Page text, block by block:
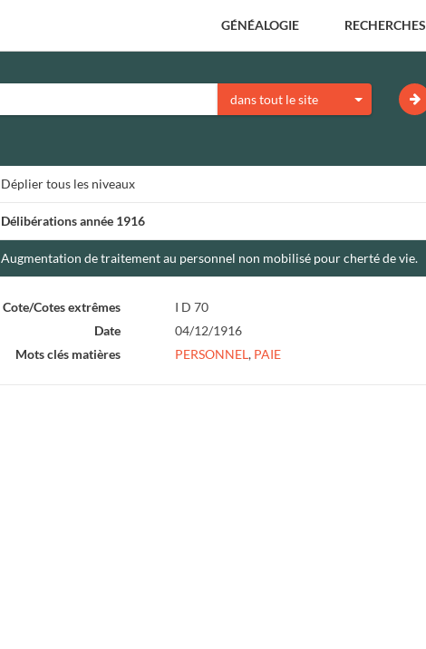
GÉNÉALOGIE RECHERCHES
dans tout le site
Dépliertous les niveaux
Délibérations année 1916
Augmentation de traitement au personnel non mobilisé pour cherté de vie.
Cote/Cotes extrêmes
I D 70
Date
04/12/1916
Mots clés matières
PERSONNEL, PAIE